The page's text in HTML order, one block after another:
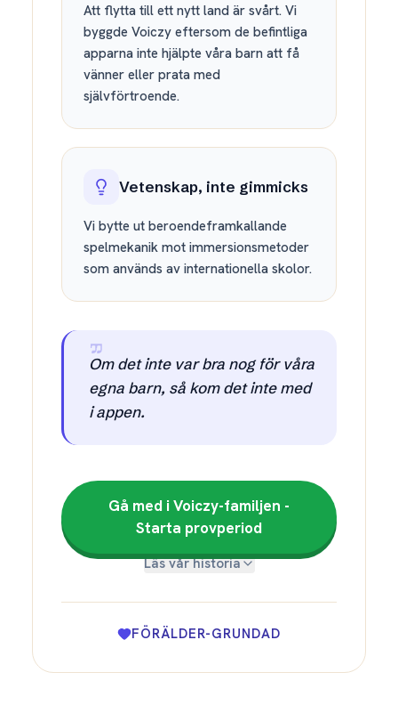
Att flytta till ett nytt land är svårt. Vi
byggde Voiczy eftersom de befintliga
apparna inte hjälpte våra barn att få
vänner eller prata med
självförtroende.
Vetenskap, inte gimmicks
Vi bytte ut beroendeframkallande
spelmekanik mot immersionsmetoder
som används av internationella skolor.
Om det inte var bra nog för våra
egna barn, så kom det inte med
i appen.
Gå med i Voiczy-familjen -
Starta provperiod
Läs vår historia
FÖRÄLDER-GRUNDAD